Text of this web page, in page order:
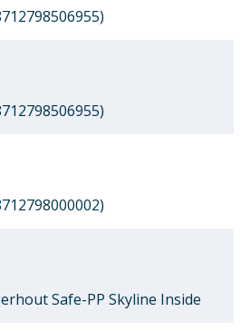
Safe-PP Skyline Inside